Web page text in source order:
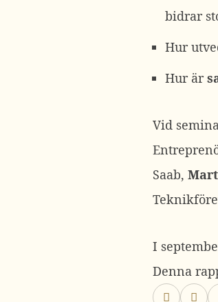
bidrar
Hur
Hur är
Vid
Saab,
I
Denna